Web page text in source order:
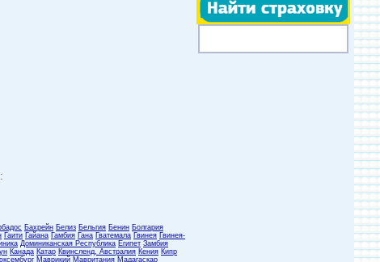
:
Бахрейн Белиз Бельгия Бенин Болгария
Гаити Гайана Гамбия Гана Гватемала Гвинея Гвинея-
Доминиканская Республика Египет Замбия
Канада Катар Квинсленд, Австралия Кения Кипр
Маврикий Мавритания Мадагаскар